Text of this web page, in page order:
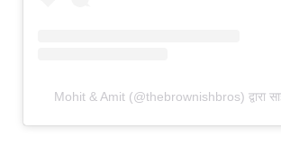
Mohit & Amit (@thebrownishbros) द्वारा